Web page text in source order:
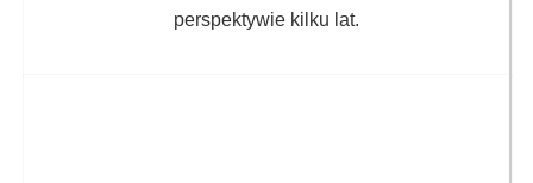
perspektywie kilku lat.